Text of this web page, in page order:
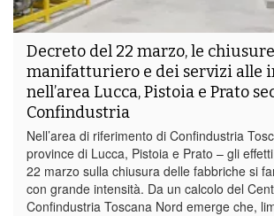
Decreto del 22 marzo, le
manifatturiero e dei servizi alle
nell’area Lucca, Pistoia e Prato
Confindustria
Nell’area di riferimento di Confindustria
province di Lucca, Pistoia e Prato – gli
22 marzo sulla chiusura delle fabbriche si
con grande intensità. Da un calcolo del
Confindustria Toscana Nord emerge che,